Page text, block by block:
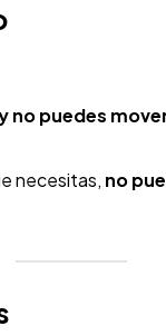
no puedes
necesitas, no